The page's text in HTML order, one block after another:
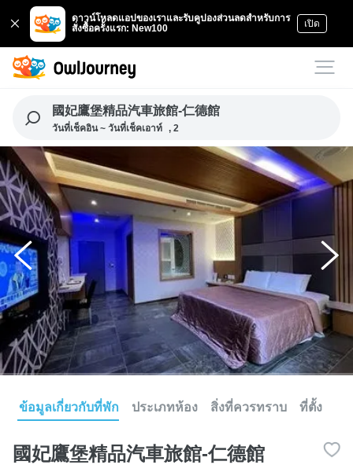
ดาวน์โหลดแอปของเราและรับคูปองส่วนลดสำหรับการ
สั่งซื้อครั้งแรก: New100
เปิด
國妃鷹堡精品汽車旅館-仁德館
วันที่เช็คอิน ~ วันที่เช็คเอาท์ , 2
ข้อมูลเกี่ยวกับที่พัก ประเภทห้อง สิ่งที่ควรทราบ ที่ตั้ง
國妃鷹堡精品汽車旅館-仁德館